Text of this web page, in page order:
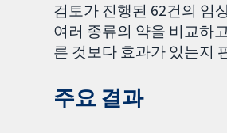
검토가 진행된 62건의 임
여러 종류의 약을 비교하
른 것보다 효과가 있는지
주요 결과